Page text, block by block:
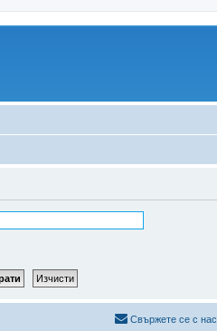
Свържете се с нас